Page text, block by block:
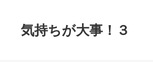
気持ちが大事！３